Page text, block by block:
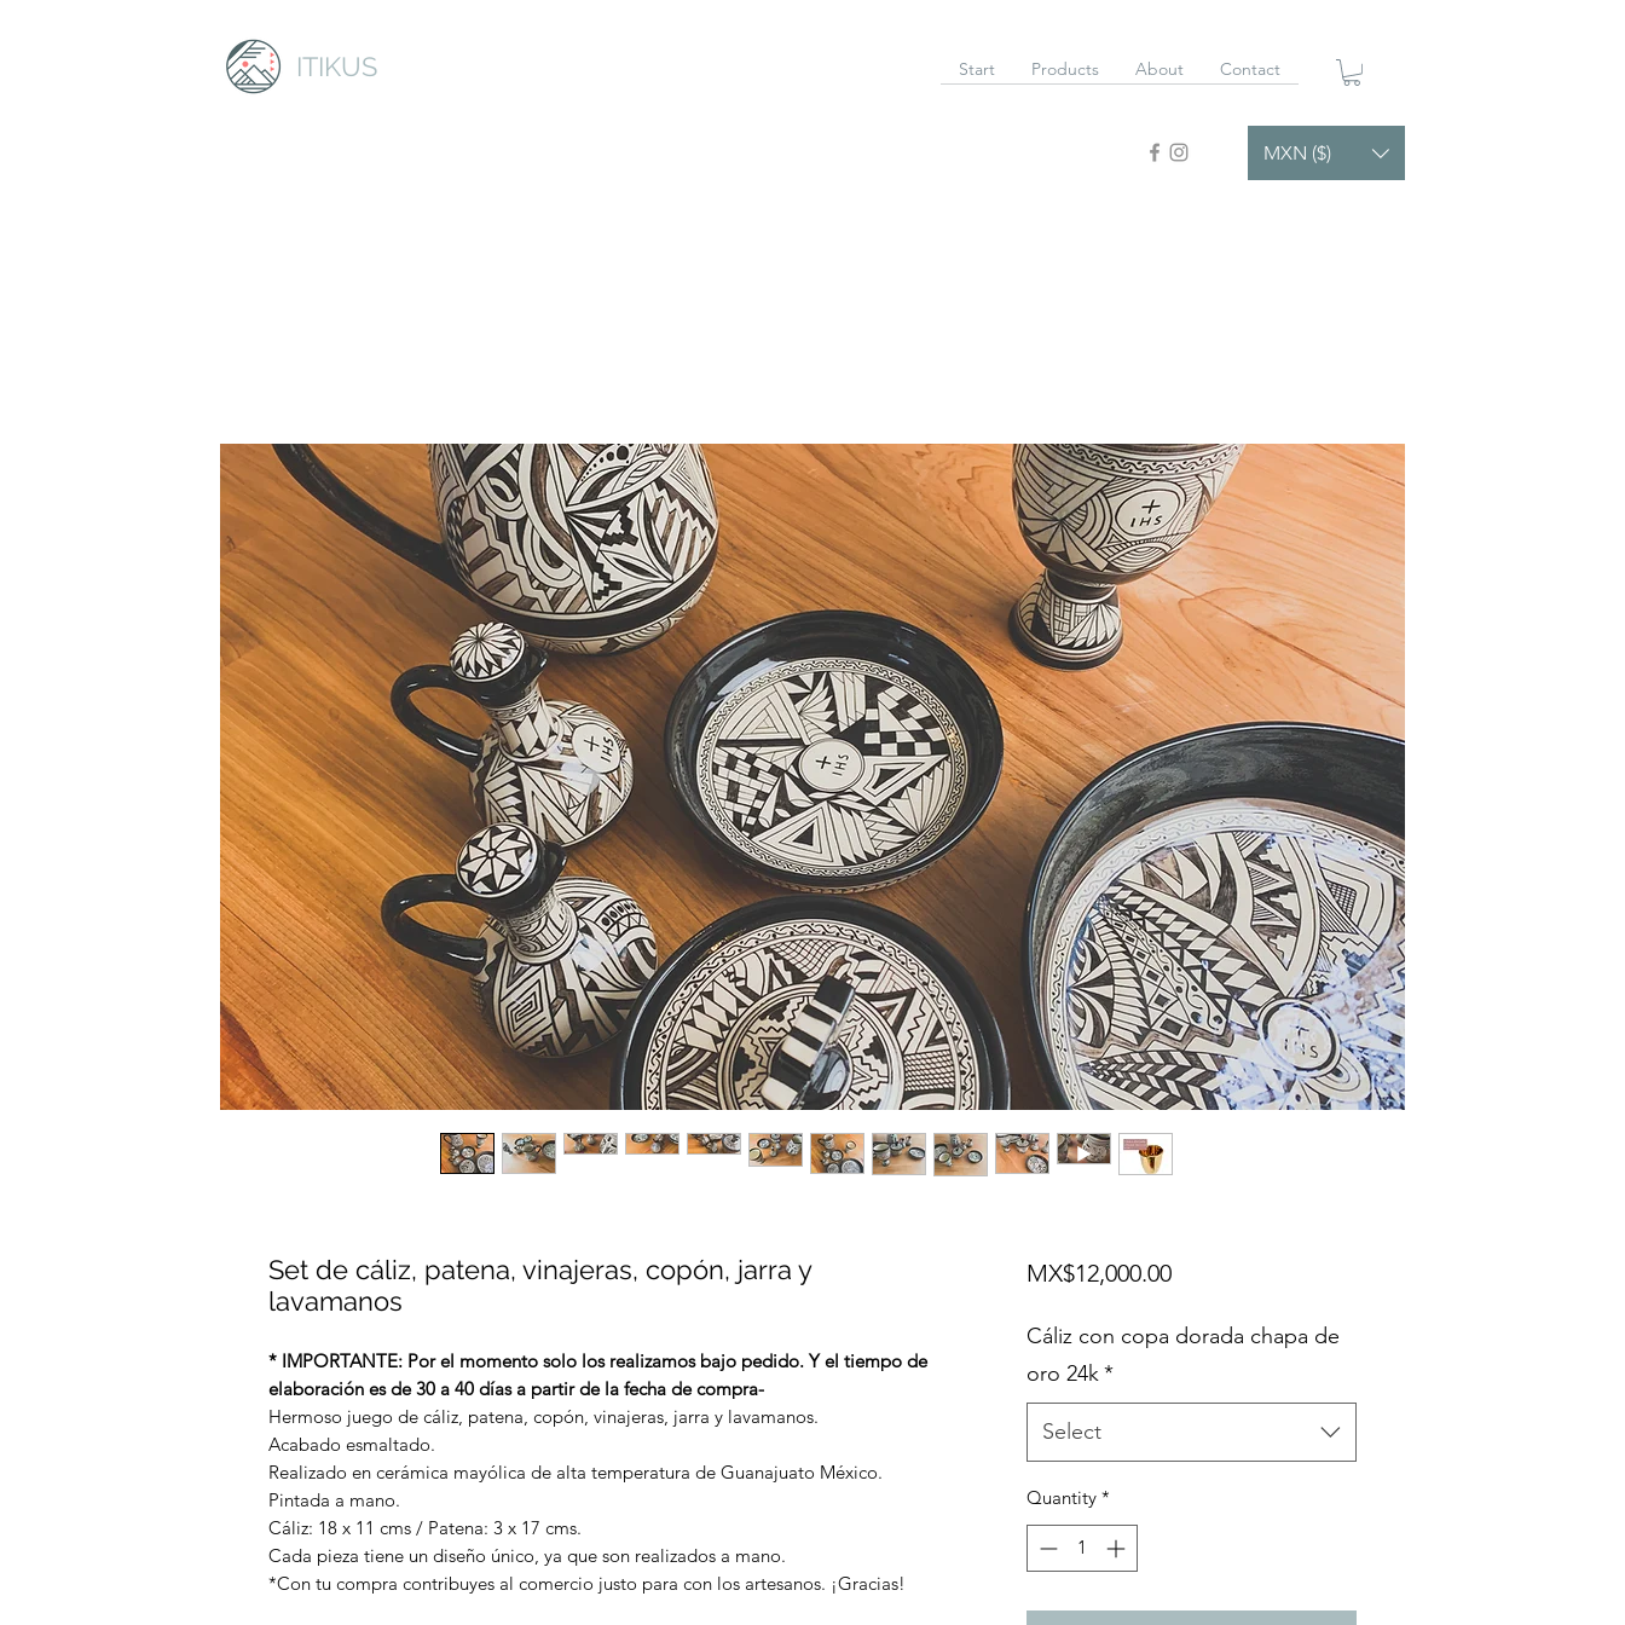
ITIKUS Start Products About Contact
MXN ($)
Set de cáliz, patena, vinajeras, copón, jarra y
lavamanos
* IMPORTANTE: Por el momento solo los realizamos bajo pedido. Y el tiempo de
elaboración es de 30 a 40 días a partir de la fecha de compra-
Hermoso juego de cáliz, patena, copón, vinajeras, jarra y lavamanos.
Acabado esmaltado.
Realizado en cerámica mayólica de alta temperatura de Guanajuato México.
Pintada a mano.
Cáliz: 18 x 11 cms / Patena: 3 x 17 cms.
Cada pieza tiene un diseño único, ya que son realizados a mano.
*Con tu compra contribuyes al comercio justo para con los artesanos. ¡Gracias!
MX$12,000.00Price
Cáliz con copa dorada chapa de
oro 24k*
Select
Quantity *